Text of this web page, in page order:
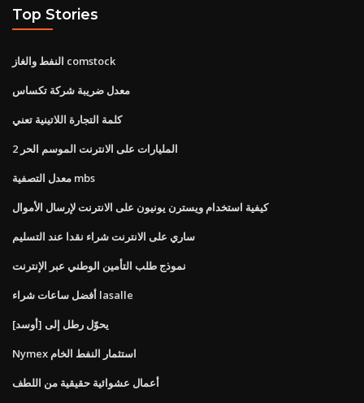
Top Stories
النفط والغاز comstock
معدل ضريبة شركة تكساس
كلمة التجارة اللاتينية تعني
المليارات على الانترنت الموسم الحر 2
معدل التصفية mbs
كيفية استخدام ويسترن يونيون على الانترنت لإرسال الأموال
ساري على الانترنت شراء نقدا عند التسليم
نموذج طلب التأمين الوطني عبر الإنترنت
أفضل ساعات شراء lasalle
يحوّل رطل إلى [أوسد]
Nymex استثمار النفط الخام
أعمال عشوائية حقيقية من اللطف